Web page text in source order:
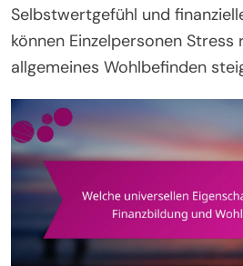
Selbstwertgefühl und
können Einzelpersonen
allgemeines Wohlbefinden